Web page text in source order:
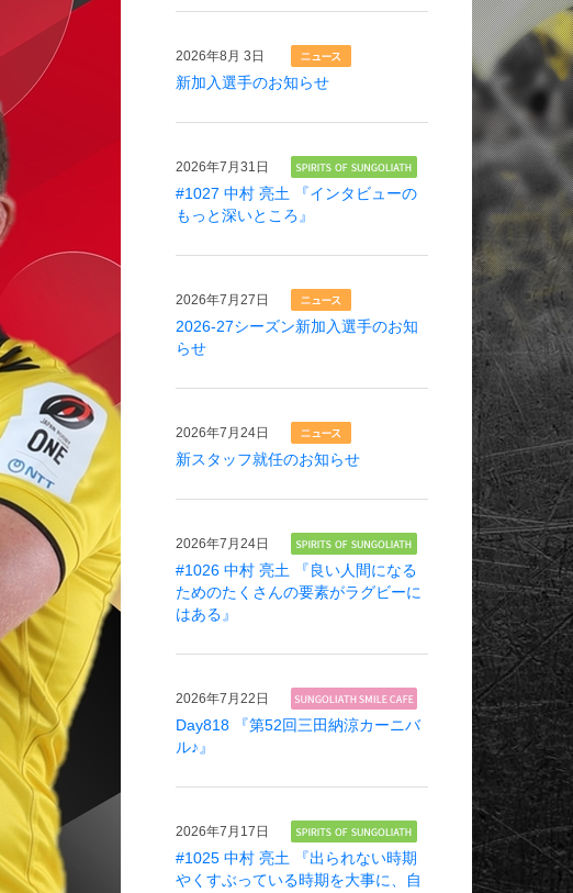
2026年8月 3日
新加入選手のお知らせ
2026年7月31日
#1027 中村 亮土 『インタビューの
もっと深いところ』
2026年7月27日
2026-27シーズン新加入選手のお知
らせ
2026年7月24日
新スタッフ就任のお知らせ
2026年7月24日
#1026 中村 亮土 『良い人間になる
ためのたくさんの要素がラグビーに
はある』
2026年7月22日
Day818 『第52回三田納涼カーニバ
ル♪』
2026年7月17日
#1025 中村 亮土 『出られない時期
やくすぶっている時期を大事に、自